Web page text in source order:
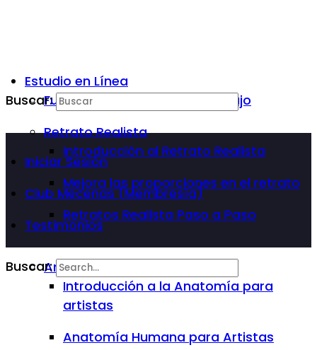
Estudio en Línea
Fundamentos Básicos del Dibujo
Retrato Realista
Introducción al Retrato Realista
Mejora las proporciones en el retrato
Retratos Realista Paso a Paso
Anatomía Para Artista
Introducción a la Anatomía para
artistas
Anatomía Humana para Artistas
Buscar:
Iniciar Sesión
Club Mecenas (Membresía)
Testimonios
Buscar: